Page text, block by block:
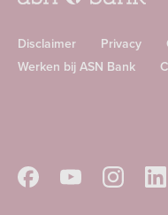
Disclaimer Privacy
Werken bij ASN Bank
in
in
Volg
Volg
Volg